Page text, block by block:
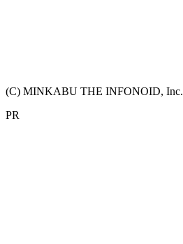
(C) MINKABU THE INFONOID, Inc.
PR